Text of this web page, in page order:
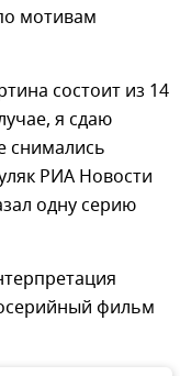
мотивам
состоит из 14
я сдаю
снимались
РИА Новости
одну серию
фильм